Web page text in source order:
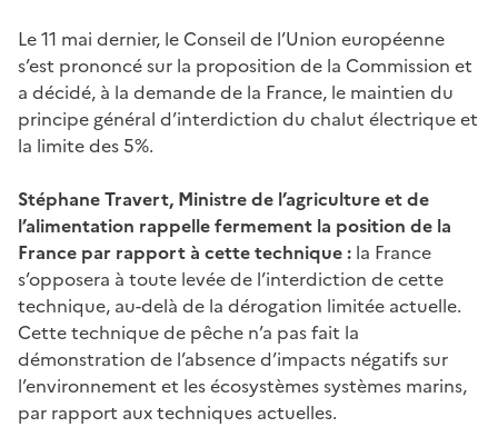
Le 11 mai dernier, le Conseil de l’Union européenne
s’est prononcé sur la proposition de la Commission et
a décidé, à la demande de la France, le maintien du
principe général d’interdiction du chalut électrique et
la limite des 5%.
Stéphane Travert, Ministre de l’agriculture et de
l’alimentation rappelle fermement la position de la
France par rapport à cette technique : la France
s’opposera à toute levée de l’interdiction de cette
technique, au-delà de la dérogation limitée actuelle.
Cette technique de pêche n’a pas fait la
démonstration de l’absence d’impacts négatifs sur
l’environnement et les écosystèmes systèmes marins,
par rapport aux techniques actuelles.